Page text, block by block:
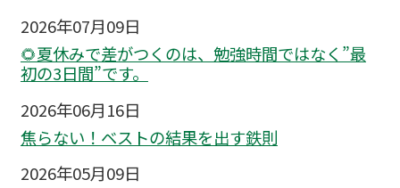
2026年07月09日
🌻夏休みで差がつくのは、勉強時間ではなく”最
初の3日間”です。
2026年06月16日
焦らない！ベストの結果を出す鉄則
2026年05月09日